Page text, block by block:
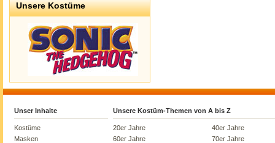
Unsere Kostüme
Unser Inhalte
Kostüme
Masken
Unsere Kostüm-Themen von A bis Z
20er Jahre
40er Jahre
60er Jahre
70er Jahre